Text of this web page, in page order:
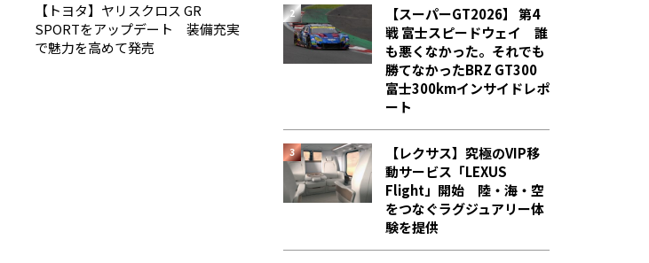
【トヨタ】ヤリスクロス GR
SPORTをアップデート 装備充実
で魅力を高めて発売
【スーパーGT2026】 第4
戦 富士スピードウェイ 誰
も悪くなかった。それでも
勝てなかった――BRZ GT300
富士300kmインサイドレポ
ート
【レクサス】究極のVIP移
動サービス「LEXUS
Flight」開始 陸・海・空
をつなぐラグジュアリー体
験を提供